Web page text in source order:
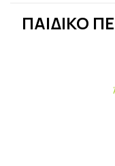
ΠΑΙΔΙΚΟ